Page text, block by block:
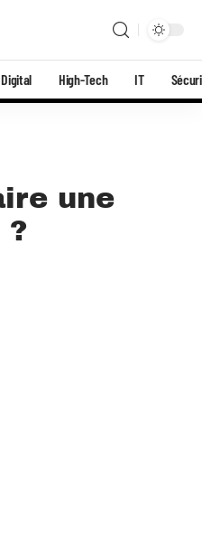
Digital High-Tech IT
une
?